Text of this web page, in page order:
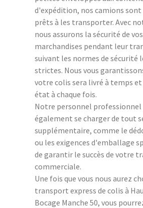
d'expédition, nos camions
prêts à les transporter. Avec
nous assurons la sécurité de vos
marchandises pendant leur
suivant les normes de sécurité
strictes. Nous vous
votre colis sera livré à temps
état à chaque fois.
Notre personnel professionnel
également se charger de tout
supplémentaire, comme le
ou les exigences d'emballage
de garantir le succès de votre
commerciale.
Une fois que vous nous aurez
transport express de colis à
Bocage Manche 50, vous